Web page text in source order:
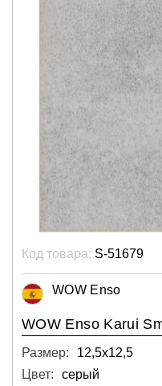
Код товара: S-51679
WOW Enso
WOW Enso Karui
Размер:
12,5х12,5
Цвет:
серый